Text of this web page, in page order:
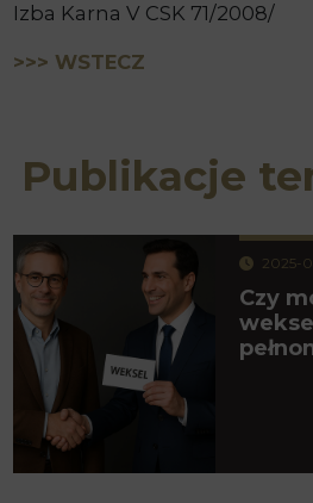
Izba Karna V CSK 71/2008/
>>> WSTECZ
Publikacje
2025-
Czy